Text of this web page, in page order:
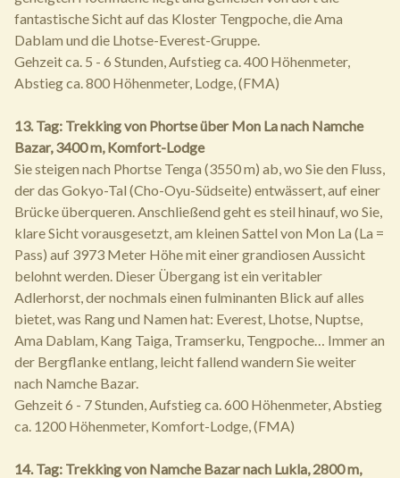
fantastische Sicht auf das Kloster Tengpoche, die Ama
Dablam und die Lhotse-Everest-Gruppe.
Gehzeit ca. 5 - 6 Stunden, Aufstieg ca. 400 Höhenmeter,
Abstieg ca. 800 Höhenmeter, Lodge, (FMA)
13. Tag: Trekking von Phortse über Mon La nach Namche
Bazar, 3400 m, Komfort-Lodge
Sie steigen nach Phortse Tenga (3550 m) ab, wo Sie den Fluss,
der das Gokyo-Tal (Cho-Oyu-Südseite) entwässert, auf einer
Brücke überqueren. Anschließend geht es steil hinauf, wo Sie,
klare Sicht vorausgesetzt, am kleinen Sattel von Mon La (La =
Pass) auf 3973 Meter Höhe mit einer grandiosen Aussicht
belohnt werden. Dieser Übergang ist ein veritabler
Adlerhorst, der nochmals einen fulminanten Blick auf alles
bietet, was Rang und Namen hat: Everest, Lhotse, Nuptse,
Ama Dablam, Kang Taiga, Tramserku, Tengpoche… Immer an
der Bergflanke entlang, leicht fallend wandern Sie weiter
nach Namche Bazar.
Gehzeit 6 - 7 Stunden, Aufstieg ca. 600 Höhenmeter, Abstieg
ca. 1200 Höhenmeter, Komfort-Lodge, (FMA)
14. Tag: Trekking von Namche Bazar nach Lukla, 2800 m,